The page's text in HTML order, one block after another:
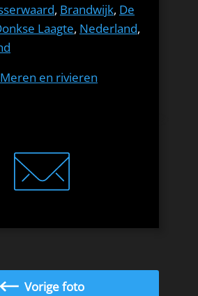
, Brandwijk, De
Laagte, Nederland,
Meren en rivieren
Vorige foto